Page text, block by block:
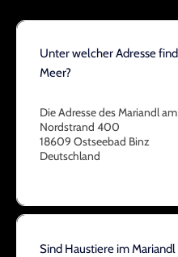
Unter welcher Adresse
Meer?
Die Adresse des Mariandl
Nordstrand 400
18609 Ostseebad Binz
Deutschland
Sind Haustiere im